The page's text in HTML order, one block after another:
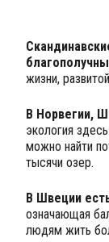
жизни,
В Норвегии,
экология
можно найти
тысячи озер.
В Швеции
означающая
людям жить